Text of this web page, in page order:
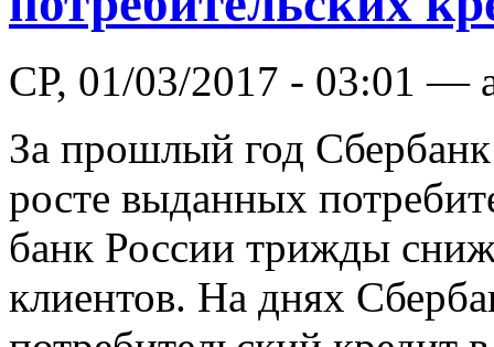
СР, 01/03/2017 - 03:01 —
За прошлый год
росте выданных
банк России трижды
клиентов. На днях